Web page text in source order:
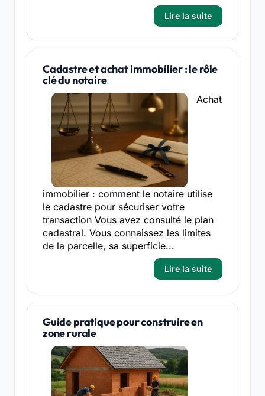
Lire la suite
Cadastre et achat immobilier : le rôle
clé du notaire
Achat
immobilier : comment le notaire utilise
le cadastre pour sécuriser votre
transaction Vous avez consulté le plan
cadastral. Vous connaissez les limites
de la parcelle, sa superficie...
Lire la suite
Guide pratique pour construire en
zone rurale